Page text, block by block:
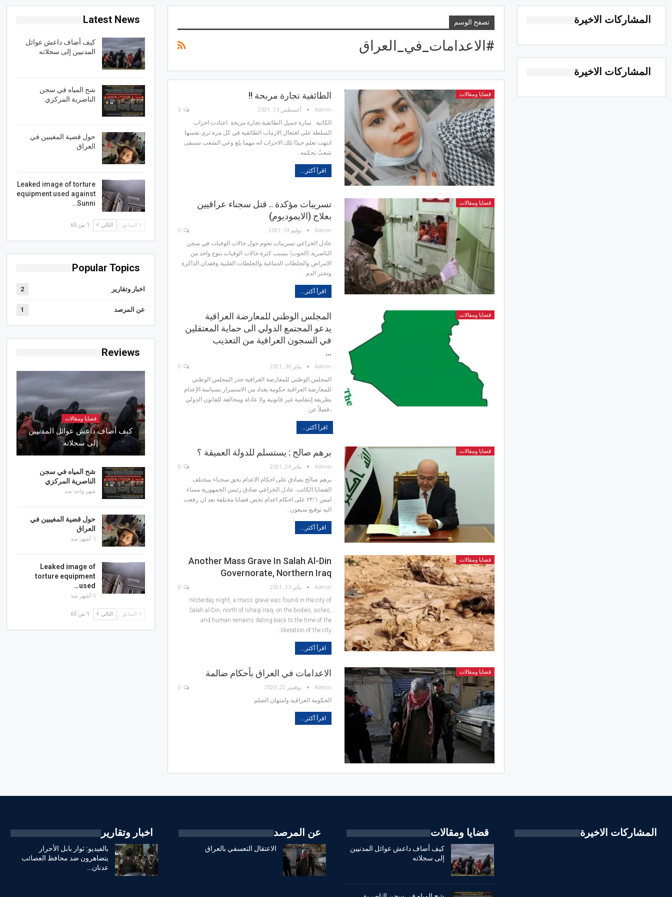
تصفح الوسم
#الاعدامات_في_العراق
قضايا ومقالات الطائفية تجارة مربحة !!
Admin أغسطس 13, 2021
الكاتبة : سارة جميل الطائفية تجارة مربحة..اعتادت احزاب
السلطة على افتعال الازمات الطائفية في كل مرة ترى نفسها
انتهت تعلم جيدًا تلك الاحزاب انه مهما بلغ وعي الشعب سيبقى
شعبٌ تحكمه
اقرأ أكثر...
قضايا ومقالات
تسريبات مؤكدة .. قتل سجناء عراقيين
بعلاج (الايموديوم)
Admin يوليو 19, 2021
عادل الخزاعيتسريبات تحوم حول حالات الوفيات في سجن
الناصرية (الحوت) بسبب كثرة حالات الوفيات بنوع واحد من
الامراض والجلطات الدماغية والجلطات القلبية وفقدان الذاكرة
وتخثر الدم
اقرأ أكثر...
قضايا ومقالات
المجلس الوطني للمعارضة العراقية
يدعو المجتمع الدولي الى حماية المعتقلين
في السجون العراقية من التعذيب
…
Admin يناير 30, 2021
المجلس الوطني للمعارضة العراقيةحذر المجلس الوطني
للمعارضة العراقية حكومة بغداد من الاستمرار بسياسة الإعدام
بطريقة إنتقامية غير قانونية ولا عادلة ومخالفة للقانون الدولي
،فضلاً عن
اقرأ أكثر...
قضايا ومقالات برهم صالح : يستسلم للدولة العميقة ؟
Admin يناير 24, 2021
برهم صالح يصادق على احكام الاعدام بحق سجناء بمختلف
القضايا الكاتب :عادل الخزاعيصادق رئيس الجمهورية مساء
امس ٢٣/١ على احكام اعدام تخص قضايا مختلفة بعد ان رفعت
اليه توقيع سبعون
اقرأ أكثر...
قضايا ومقالات
Another Mass Grave In Salah Al-Din
Governorate, Northern Iraq
Admin يناير 13, 2021
Yesterday night, a mass grave was found in the city of
Salah al-Din, north of Ishaqi Iraq, on the bodies, ashes,
and human remains dating back to the time of the
liberation of the city
اقرأ أكثر...
قضايا ومقالات الاعدامات في العراق بأحكام ضالمة
Admin نوفمبر 22, 2020
الحكومة العراقية وامتهان الضلم
اقرأ أكثر...
Latest News
كيف أضاف داعش عوائل
المدنيين إلى سجلاته
شح المياه في سجن
الناصرية المركزي
حول قضية المغيبين في
العراق
Leaked image of torture
equipment used against
Sunni…
السابق التالي 1 من 65
Popular Topics
اخبار وتقارير 2
عن المرصد 1
Reviews
قضايا ومقالات
كيف أضاف داعش عوائل المدنيين
إلى سجلاته
شح المياه في سجن
الناصرية المركزي
شهر واحد منذ
حول قضية المغيبين في
العراق
3 أشهر منذ
Leaked image of
torture equipment
used…
3 أشهر منذ
السابق التالي 1 من 65
المشاركات الاخيرة
المشاركات الاخيرة
المشاركات الاخيرة قضايا ومقالات
كيف أضاف داعش عوائل المدنيين
إلى سجلاته
عن المرصد
الاعتقال التعسفي بالعراق
اخبار وتقارير
بالفيديو: ثوار بابل الأحرار
يتضاهرون ضد محافظ العصائب
عدنان…